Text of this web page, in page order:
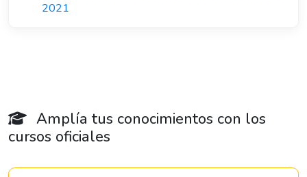
2021
Amplía tus conocimientos con los
cursos oficiales